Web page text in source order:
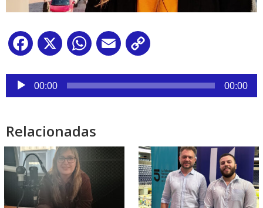
Facebook
X WhatsApp
Email
Reproductor
audio
00:00 00:00
Relacionadas